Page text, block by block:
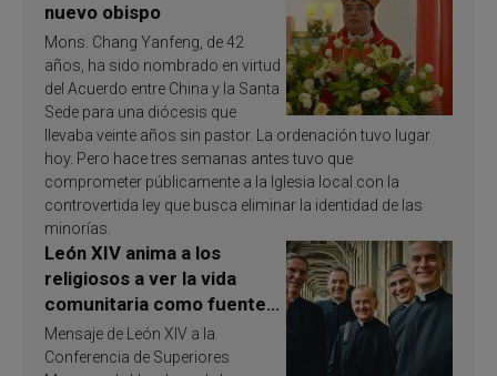
nuevo obispo
Mons. Chang Yanfeng, de 42
años, ha sido nombrado en virtud
del Acuerdo entre China y la Santa
Sede para una diócesis que
llevaba veinte años sin pastor. La ordenación tuvo lugar
hoy. Pero hace tres semanas antes tuvo que
comprometer públicamente a la Iglesia local con la
controvertida ley que busca eliminar la identidad de las
minorías.
León XIV anima a los
religiosos a ver la vida
comunitaria como fuente
de inspiración y
santificación
Mensaje de León XIV a la
Conferencia de Superiores